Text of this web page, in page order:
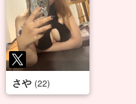
さや (22)